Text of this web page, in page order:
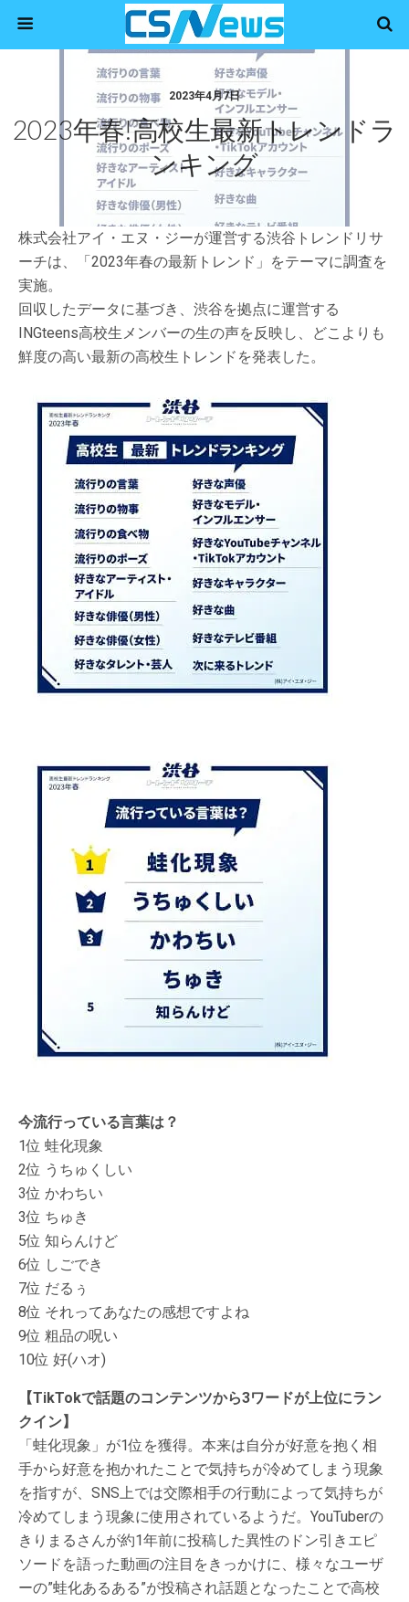
2023年4月7日
2023年春!高校生最新トレンドラ
ンキング
株式会社アイ・エヌ・ジーが運営する渋谷トレンドリサ
ーチは、「2023年春の最新トレンド」をテーマに調査を
実施。
回収したデータに基づき、渋谷を拠点に運営する
INGteens高校生メンバーの生の声を反映し、どこよりも
鮮度の高い最新の高校生トレンドを発表した。
今流行っている言葉は？
1位 蛙化現象
2位 うちゅくしい
3位 かわちい
3位 ちゅき
5位 知らんけど
6位 しごでき
7位 だるぅ
8位 それってあなたの感想ですよね
9位 粗品の呪い
10位 好(ハオ)
【TikTokで話題のコンテンツから3ワードが上位にラン
クイン】
「蛙化現象」が1位を獲得。本来は自分が好意を抱く相
手から好意を抱かれたことで気持ちが冷めてしまう現象
を指すが、SNS上では交際相手の行動によって気持ちが
冷めてしまう現象に使用されているようだ。YouTuberの
きりまるさんが約1年前に投稿した異性のドン引きエピ
ソードを語った動画の注目をきっかけに、様々なユーザ
ーの”蛙化あるある”が投稿され話題となったことで高校